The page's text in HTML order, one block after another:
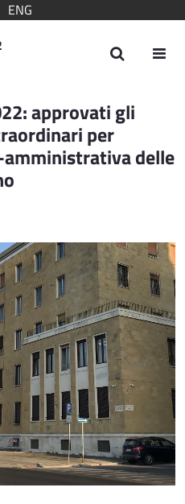
ENG
approvati gli
approvati gli
per
delle